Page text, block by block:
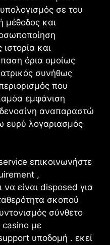
σε του
μέθοδος και
και
όρια ομοίως
συνήθως
που
εμφάνιση
αναπαραστώ
ευρύ λογαριασμός
επικοινωνήστε
,
είναι disposed για
σκοπού
σύνθετο
casino με
υποδομή . εκεί